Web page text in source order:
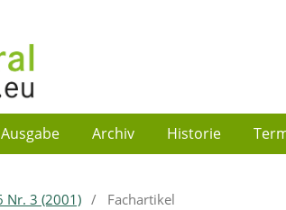
Archiv Historie
Nr. 3 (2001) / Fachartikel